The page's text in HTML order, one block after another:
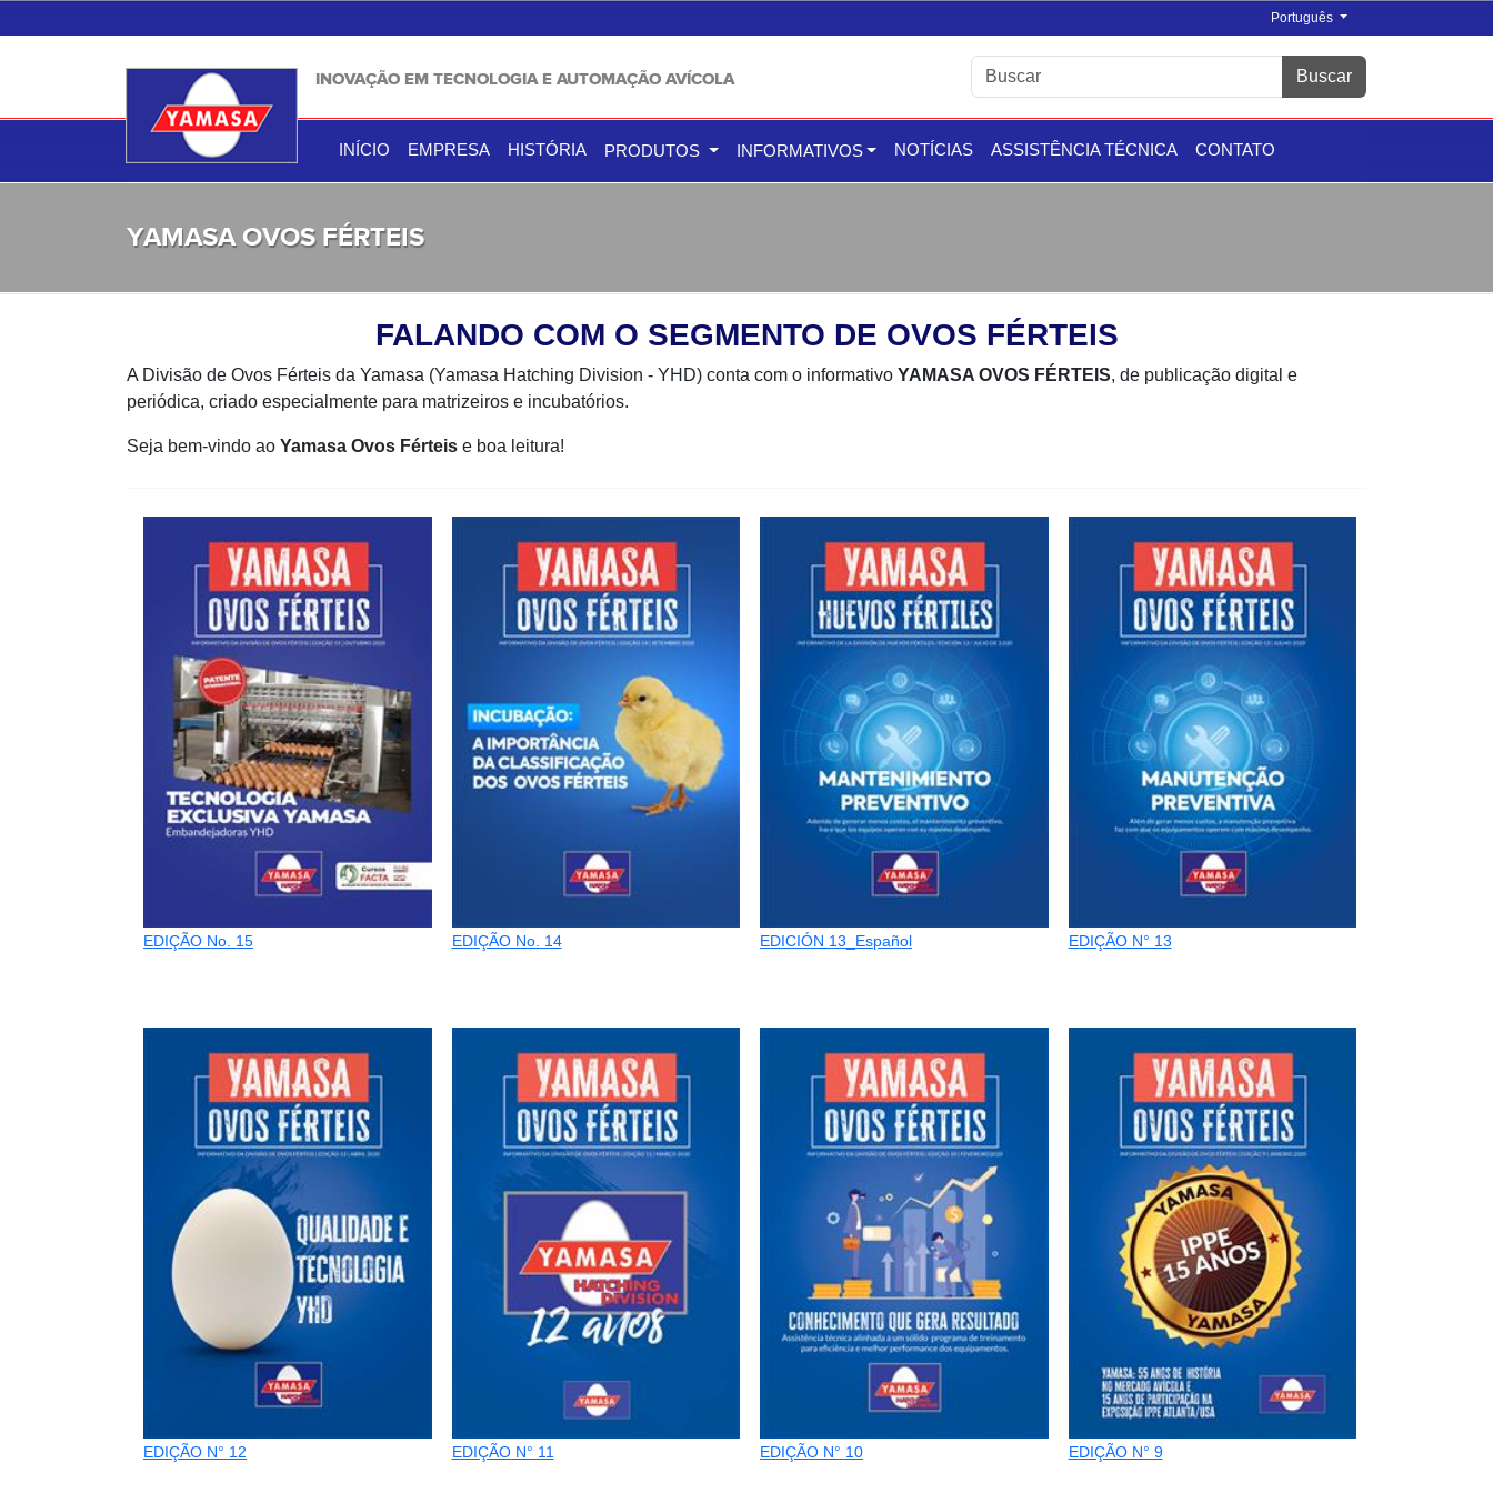
Português
INOVAÇÃO EM TECNOLOGIA E AUTOMAÇÃO AVÍCOLA Buscar
INÍCIO EMPRESA HISTÓRIA PRODUTOS INFORMATIVOS NOTÍCIAS ASSISTÊNCIA TÉCNICA CONTATO
YAMASA OVOS FÉRTEIS
FALANDO COM O SEGMENTO DE OVOS FÉRTEIS
A Divisão de Ovos Férteis da Yamasa (Yamasa Hatching Division - YHD) conta com o informativo YAMASA OVOS FÉRTEIS, de publicação digital e
periódica, criado especialmente para matrizeiros e incubatórios.
Seja bem-vindo ao Yamasa Ovos Férteis e boa leitura!
EDIÇÃO No. 15 EDIÇÃO No. 14 EDICIÓN 13_Español EDIÇÃO N° 13
EDIÇÃO N° 12 EDIÇÃO N° 11 EDIÇÃO N° 10 EDIÇÃO N° 9